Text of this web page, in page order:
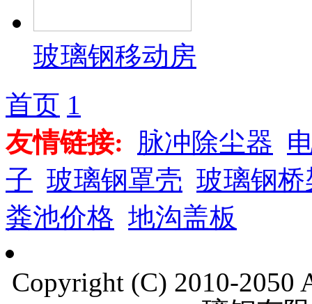
玻璃钢移动房
首页 1
友情链接:
脉冲除尘器
子 玻璃钢罩壳 玻璃钢桥
粪池价格 地沟盖板
Copyright (C) 2010-2050